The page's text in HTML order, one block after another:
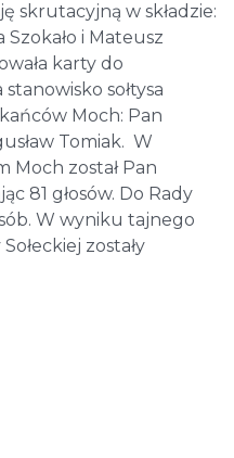
skrutacyjną w składzie:
Szokało i Mateusz
karty do
stanowisko sołtysa
Moch: Pan
Tomiak. W
Moch został Pan
81 głosów. Do Rady
W wyniku tajnego
zostały